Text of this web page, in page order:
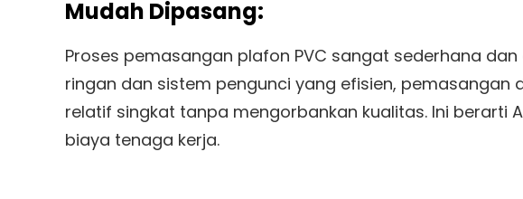
Mudah Dipasang:
Proses pemasangan plafon PVC sangat sederhana
ringan dan sistem pengunci yang efisien, pemasangan
relatif singkat tanpa mengorbankan kualitas. Ini berarti
biaya tenaga kerja.